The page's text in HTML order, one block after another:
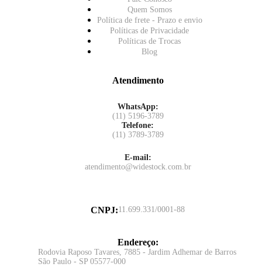
Quem Somos
Política de frete - Prazo e envio
Políticas de Privacidade
Políticas de Trocas
Blog
Atendimento
WhatsApp:
(11) 5196-3789
Telefone:
(11) 3789-3789
E-mail:
atendimento@widestock.com.br
CNPJ:11.699.331/0001-88
Endereço:
Rodovia Raposo Tavares, 7885 - Jardim Adhemar de Barros
São Paulo - SP 05577-000